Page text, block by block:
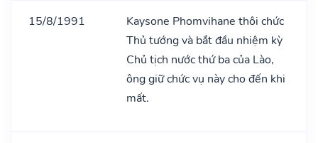
15/8/1991
Kaysone Phomvihane thôi chức
Thủ tướng và bắt đầu nhiệm kỳ
Chủ tịch nước thứ ba của Lào,
ông giữ chức vụ này cho đến khi
mất.